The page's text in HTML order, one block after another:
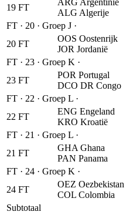
19 FT
ARG Argentinië
ALG Algerije
FT · 20 · Groep J ·
20 FT
OOS Oostenrijk
JOR Jordanië
FT · 23 · Groep K ·
23 FT
POR Portugal
DCO DR Congo
FT · 22 · Groep L ·
22 FT
ENG Engeland
KRO Kroatië
FT · 21 · Groep L ·
21 FT
GHA Ghana
PAN Panama
FT · 24 · Groep K ·
24 FT
OEZ Oezbekistan
COL Colombia
Subtotaal